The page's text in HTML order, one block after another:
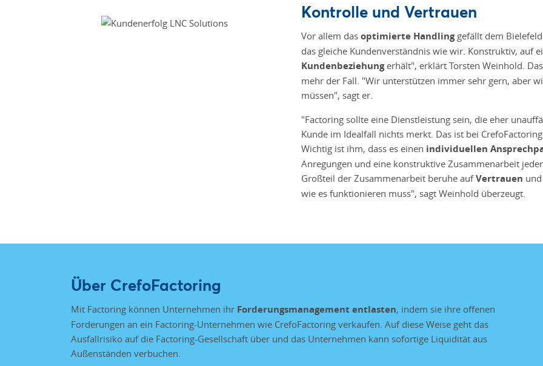
Kontrolle und Vertrauen
Vor allem das optimierte Handlinggefällt dem
das gleiche Kundenverständnis wie wir. Konstruktiv, auf
Kundenbeziehungerhält", erklärt Torsten Weinhold.
mehr der Fall. "Wir unterstützen immer sehr gern, aber
müssen", sagt er.
"Factoring sollte eine Dienstleistung sein, die eher
Kunde im Idealfall nichts merkt. Das ist bei
Wichtig ist ihm, dass es einen individuellen
Anregungen und eine konstruktive Zusammenarbeit
Großteil der Zusammenarbeit beruhe aufVertrauen
wie es funktionieren muss", sagt Weinhold überzeugt.
Über CrefoFactoring
Mit Factoring können Unternehmen ihr Forderungsmanagement entlasten, indem sie ihre offenen
Forderungen an ein Factoring-Unternehmen wie CrefoFactoring verkaufen. Auf diese Weise geht das
Ausfallrisiko auf die Factoring-Gesellschaft über und das Unternehmen kann sofortige Liquidität aus
Außenständen verbuchen.